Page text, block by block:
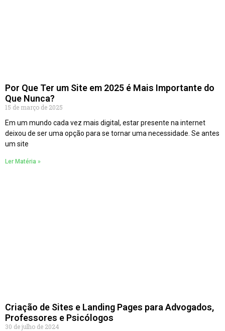
Por Que Ter um Site em 2025 é Mais Importante do
Que Nunca?
15 de março de 2025
Em um mundo cada vez mais digital, estar presente na internet
deixou de ser uma opção para se tornar uma necessidade. Se antes
um site
Ler Matéria »
Criação de Sites e Landing Pages para Advogados,
Professores e Psicólogos
30 de julho de 2024